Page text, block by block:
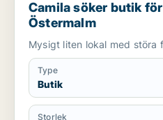
Camila söker butik
Östermalm
Mysigt liten lokal med störa
Type
Butik
Storlek